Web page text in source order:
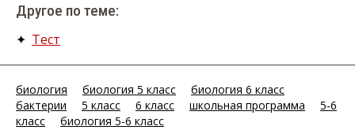
Другое по теме:
✦ Тест
биология биология 5 класс
биология 6 класс
бактерии
5 класс 6 класс школьная программа
5-6
класс
биология 5-6 класс